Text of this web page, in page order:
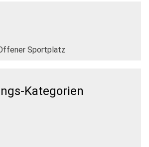
Sportplatz
Kategorien